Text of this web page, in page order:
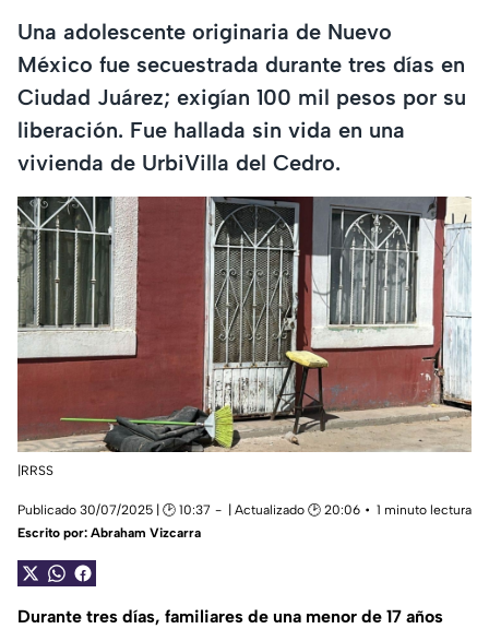
Una adolescente originaria de Nuevo
México fue secuestrada durante tres días en
Ciudad Juárez; exigían 100 mil pesos por su
liberación. Fue hallada sin vida en una
vivienda de UrbiVilla del Cedro.
|RRSS
Publicado 30/07/2025 | 🕑 10:37 | Actualizado 🕑 20:06
1 minuto lectura
Escrito por: Abraham Vizcarra
Durante tres días, familiares de una menor de 17 años